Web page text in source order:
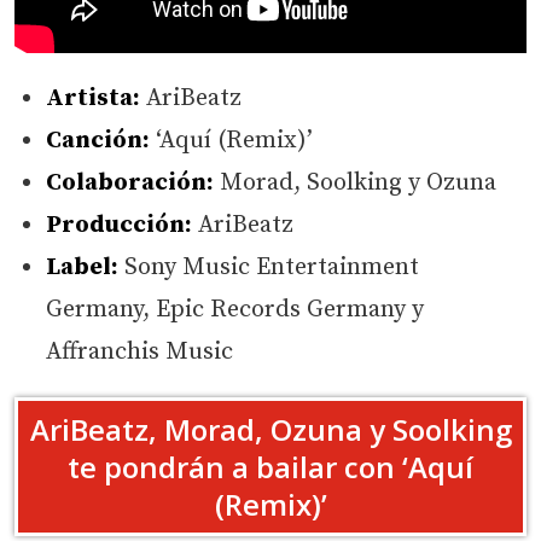
Artista: AriBeatz
Canción: ‘Aquí (Remix)’
Colaboración: Morad, Soolking y Ozuna
Producción: AriBeatz
Label: Sony Music Entertainment
Germany, Epic Records Germany y
Affranchis Music
AriBeatz, Morad, Ozuna y Soolking
te pondrán a bailar con ‘Aquí
(Remix)’